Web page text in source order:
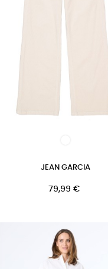
JEAN GARCIA
Prix
79,99 €